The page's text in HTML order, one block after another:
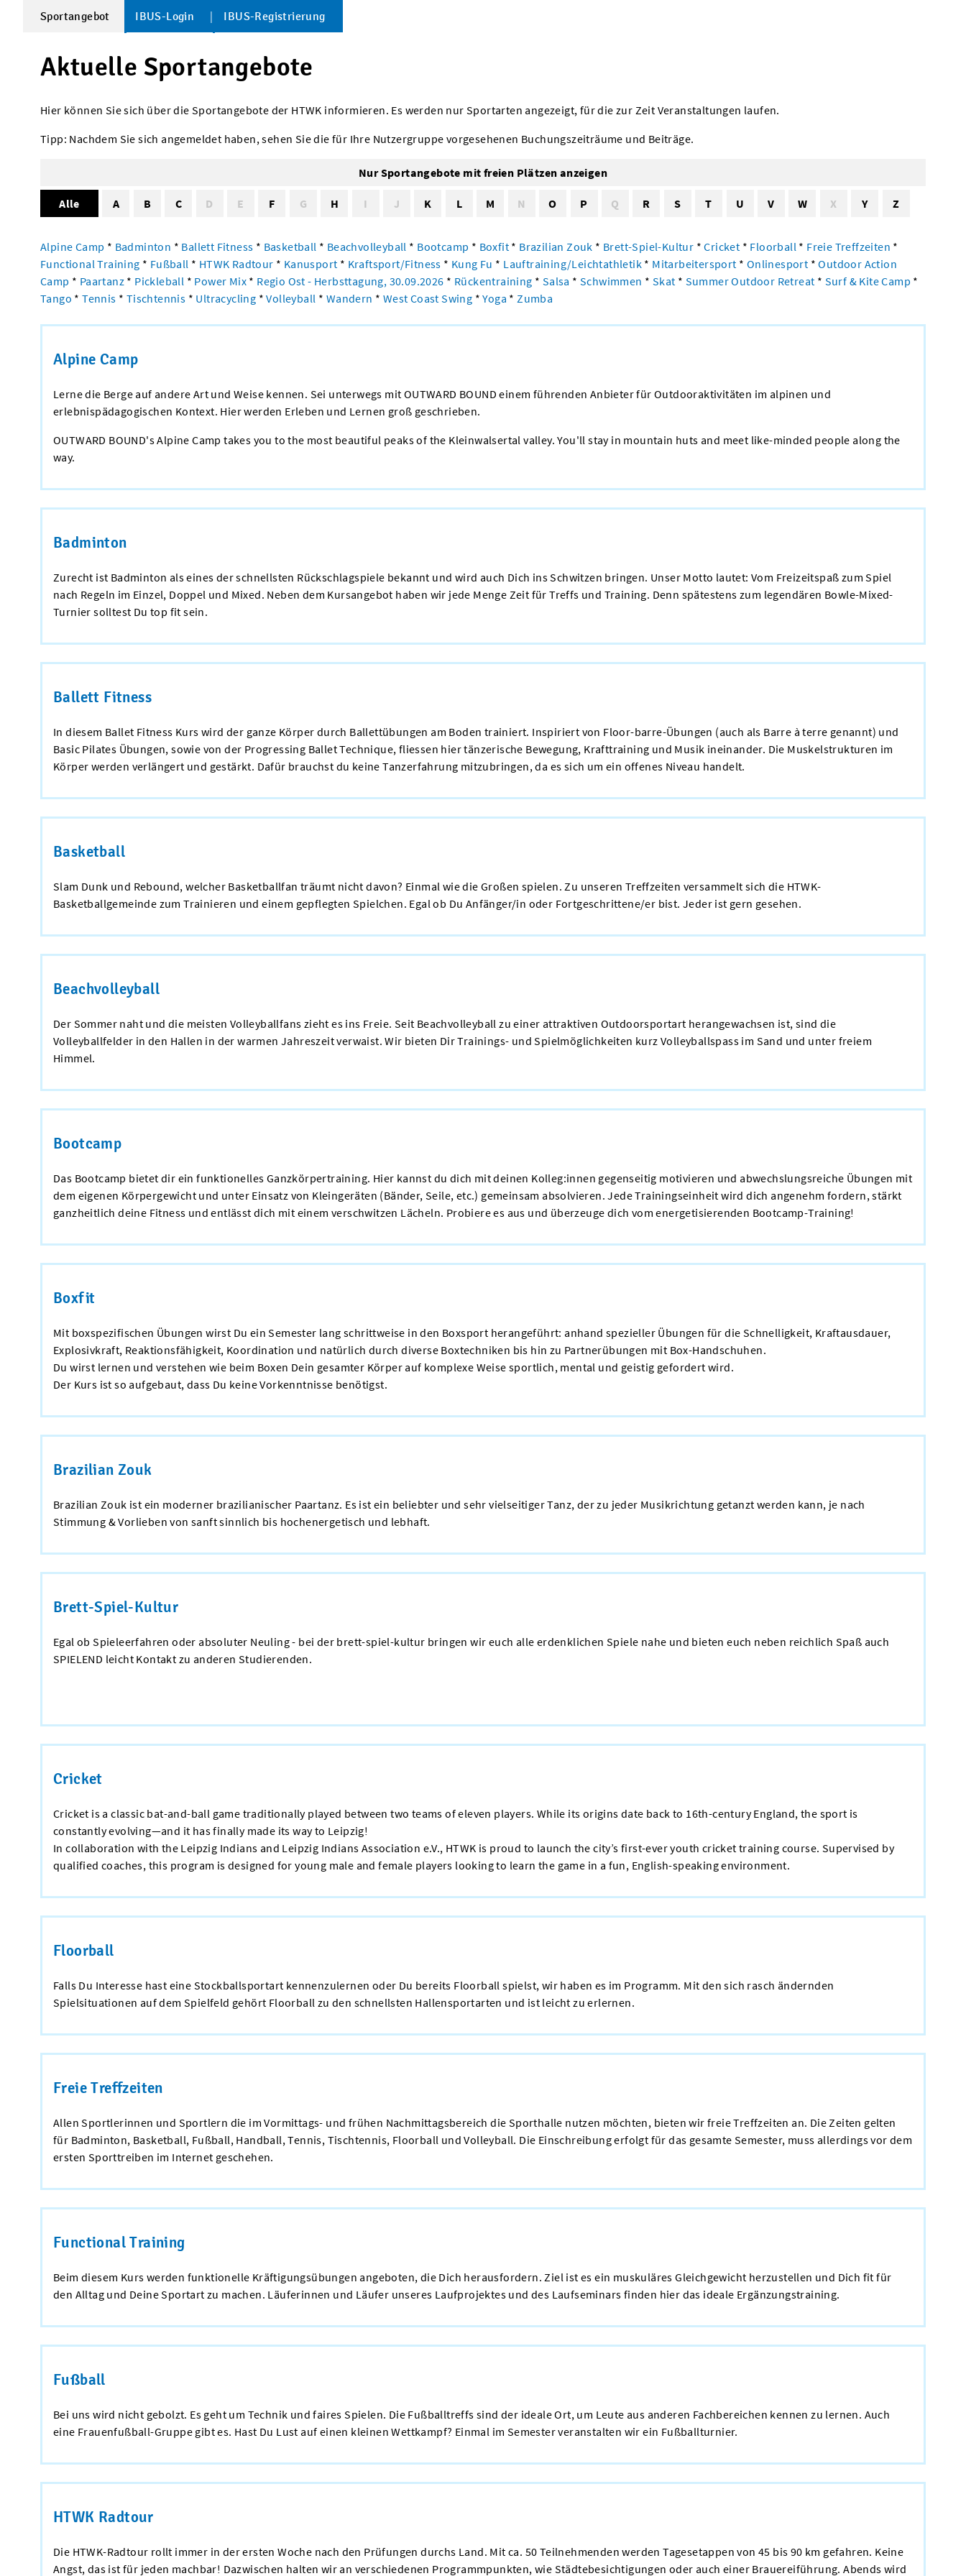
Sportangebot IBUS-Login IBUS-Registrierung
Aktuelle Sportangebote
Hier können Sie sich über die Sportangebote der HTWK informieren. Es werden nur Sportarten angezeigt, für die zur Zeit Veranstaltungen laufen.
Tipp: Nachdem Sie sich angemeldet haben, sehen Sie die für Ihre Nutzergruppe vorgesehenen Buchungszeiträume und Beiträge.
Nur Sportangebote mit freien Plätzen anzeigen
Alle A B C D E F G H I J K L M N O P Q R S T U V W X Y Z
Alpine Camp * Badminton * Ballett Fitness * Basketball * Beachvolleyball * Bootcamp * Boxfit * Brazilian Zouk * Brett-Spiel-Kultur * Cricket * Floorball * Freie Treffzeiten *
Functional Training * Fußball * HTWK Radtour * Kanusport * Kraftsport/Fitness * Kung Fu * Lauftraining/Leichtathletik * Mitarbeitersport * Onlinesport * Outdoor Action
Camp * Paartanz * Pickleball * Power Mix * Regio Ost - Herbsttagung, 30.09.2026 * Rückentraining * Salsa * Schwimmen * Skat * Summer Outdoor Retreat * Surf & Kite Camp *
Tango * Tennis * Tischtennis * Ultracycling * Volleyball * Wandern * West Coast Swing * Yoga * Zumba
Alpine Camp
Lerne die Berge auf andere Art und Weise kennen. Sei unterwegs mit OUTWARD BOUND einem führenden Anbieter für Outdooraktivitäten im alpinen und
erlebnispädagogischen Kontext. Hier werden Erleben und Lernen groß geschrieben.
OUTWARD BOUND's Alpine Camp takes you to the most beautiful peaks of the Kleinwalsertal valley. You'll stay in mountain huts and meet like-minded people along the
way.
Badminton
Zurecht ist Badminton als eines der schnellsten Rückschlagspiele bekannt und wird auch Dich ins Schwitzen bringen. Unser Motto lautet: Vom Freizeitspaß zum Spiel
nach Regeln im Einzel, Doppel und Mixed. Neben dem Kursangebot haben wir jede Menge Zeit für Treffs und Training. Denn spätestens zum legendären Bowle-Mixed-
Turnier solltest Du top fit sein.
Ballett Fitness
In diesem Ballet Fitness Kurs wird der ganze Körper durch Ballettübungen am Boden trainiert. Inspiriert von Floor-barre-Übungen (auch als Barre à terre genannt) und
Basic Pilates Übungen, sowie von der Progressing Ballet Technique, fliessen hier tänzerische Bewegung, Krafttraining und Musik ineinander. Die Muskelstrukturen im
Körper werden verlängert und gestärkt. Dafür brauchst du keine Tanzerfahrung mitzubringen, da es sich um ein offenes Niveau handelt.
Basketball
Slam Dunk und Rebound, welcher Basketballfan träumt nicht davon? Einmal wie die Großen spielen. Zu unseren Treffzeiten versammelt sich die HTWK-
Basketballgemeinde zum Trainieren und einem gepflegten Spielchen. Egal ob Du Anfänger/in oder Fortgeschrittene/er bist. Jeder ist gern gesehen.
Beachvolleyball
Der Sommer naht und die meisten Volleyballfans zieht es ins Freie. Seit Beachvolleyball zu einer attraktiven Outdoorsportart herangewachsen ist, sind die
Volleyballfelder in den Hallen in der warmen Jahreszeit verwaist. Wir bieten Dir Trainings- und Spielmöglichkeiten kurz Volleyballspass im Sand und unter freiem
Himmel.
Bootcamp
Das Bootcamp bietet dir ein funktionelles Ganzkörpertraining. Hier kannst du dich mit deinen Kolleg:innen gegenseitig motivieren und abwechslungsreiche Übungen mit
dem eigenen Körpergewicht und unter Einsatz von Kleingeräten (Bänder, Seile, etc.) gemeinsam absolvieren. Jede Trainingseinheit wird dich angenehm fordern, stärkt
ganzheitlich deine Fitness und entlässt dich mit einem verschwitzen Lächeln. Probiere es aus und überzeuge dich vom energetisierenden Bootcamp-Training!
Boxfit
Mit boxspezifischen Übungen wirst Du ein Semester lang schrittweise in den Boxsport herangeführt: anhand spezieller Übungen für die Schnelligkeit, Kraftausdauer,
Explosivkraft, Reaktionsfähigkeit, Koordination und natürlich durch diverse Boxtechniken bis hin zu Partnerübungen mit Box-Handschuhen.
Du wirst lernen und verstehen wie beim Boxen Dein gesamter Körper auf komplexe Weise sportlich, mental und geistig gefordert wird.
Der Kurs ist so aufgebaut, dass Du keine Vorkenntnisse benötigst.
Brazilian Zouk
Brazilian Zouk ist ein moderner brazilianischer Paartanz. Es ist ein beliebter und sehr vielseitiger Tanz, der zu jeder Musikrichtung getanzt werden kann, je nach
Stimmung & Vorlieben von sanft sinnlich bis hochenergetisch und lebhaft.
Brett-Spiel-Kultur
Egal ob Spieleerfahren oder absoluter Neuling - bei der brett-spiel-kultur bringen wir euch alle erdenklichen Spiele nahe und bieten euch neben reichlich Spaß auch
SPIELEND leicht Kontakt zu anderen Studierenden.
Cricket
Cricket is a classic bat-and-ball game traditionally played between two teams of eleven players. While its origins date back to 16th-century England, the sport is
constantly evolving—and it has finally made its way to Leipzig!
In collaboration with the Leipzig Indians and Leipzig Indians Association e.V., HTWK is proud to launch the city’s first-ever youth cricket training course. Supervised by
qualified coaches, this program is designed for young male and female players looking to learn the game in a fun, English-speaking environment.
Floorball
Falls Du Interesse hast eine Stockballsportart kennenzulernen oder Du bereits Floorball spielst, wir haben es im Programm. Mit den sich rasch ändernden
Spielsituationen auf dem Spielfeld gehört Floorball zu den schnellsten Hallensportarten und ist leicht zu erlernen.
Freie Treffzeiten
Allen Sportlerinnen und Sportlern die im Vormittags- und frühen Nachmittagsbereich die Sporthalle nutzen möchten, bieten wir freie Treffzeiten an. Die Zeiten gelten
für Badminton, Basketball, Fußball, Handball, Tennis, Tischtennis, Floorball und Volleyball. Die Einschreibung erfolgt für das gesamte Semester, muss allerdings vor dem
ersten Sporttreiben im Internet geschehen.
Functional Training
Beim diesem Kurs werden funktionelle Kräftigungsübungen angeboten, die Dich herausfordern. Ziel ist es ein muskuläres Gleichgewicht herzustellen und Dich fit für
den Alltag und Deine Sportart zu machen. Läuferinnen und Läufer unseres Laufprojektes und des Laufseminars finden hier das ideale Ergänzungstraining.
Fußball
Bei uns wird nicht gebolzt. Es geht um Technik und faires Spielen. Die Fußballtreffs sind der ideale Ort, um Leute aus anderen Fachbereichen kennen zu lernen. Auch
eine Frauenfußball-Gruppe gibt es. Hast Du Lust auf einen kleinen Wettkampf? Einmal im Semester veranstalten wir ein Fußballturnier.
HTWK Radtour
Die HTWK-Radtour rollt immer in der ersten Woche nach den Prüfungen durchs Land. Mit ca. 50 Teilnehmenden werden Tagesetappen von 45 bis 90 km gefahren. Keine
Angst, das ist für jeden machbar! Dazwischen halten wir an verschiedenen Programmpunkten, wie Städtebesichtigungen oder auch einer Brauereiführung. Abends wird